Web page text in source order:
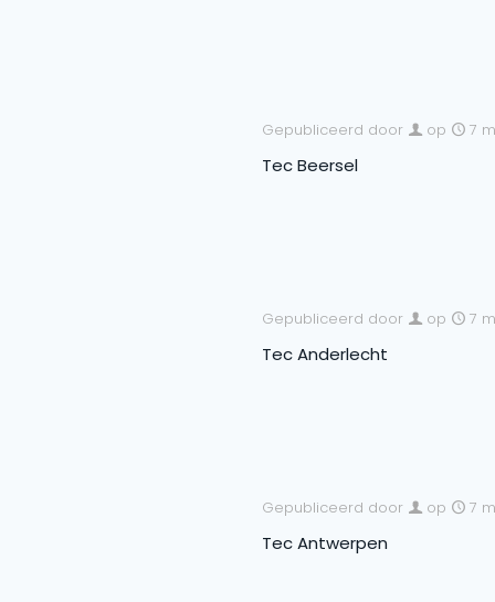
Gepubliceerd door op 7
Tec Beersel
Gepubliceerd door op 7
Tec Anderlecht
Gepubliceerd door op 7
Tec Antwerpen